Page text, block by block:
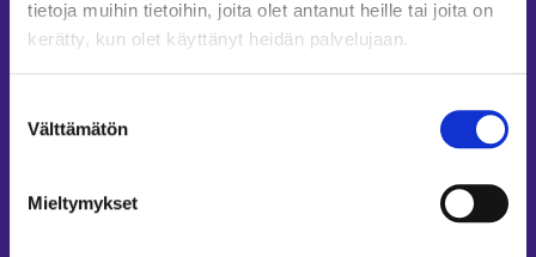
tietoja muihin tietoihin, joita olet antanut heille tai joita on
kerätty, kun olet käyttänyt heidän palvelujaan.
valinta
Välttämätön
Mieltymykset
siksi sinulla on meillä mahdollisuus suunnitella
omat työvuorosi. Etävastaanottoja voit laittaa avoimeksi
Hyödynnämme myös laajasti organisaatiostamme
käyttäjän tarpeita. Kehitämme ja kehitymme jatkuvasti